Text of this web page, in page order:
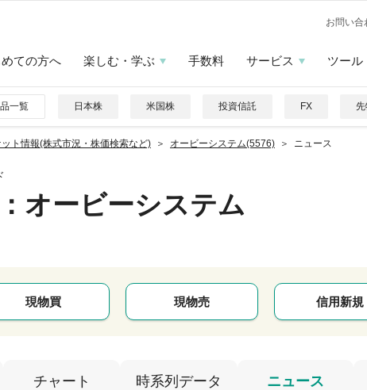
お問い合
ての方へ 楽しむ・学ぶ 手数料 サービス ツール
一覧 日本株 米国株 投資信託 FX 先
ット情報(株式市況・株価検索など) オービーシステム(5576) ニュース
：オービーシステム
現物買 現物売 信用新規
チャート 時系列データ ニュース